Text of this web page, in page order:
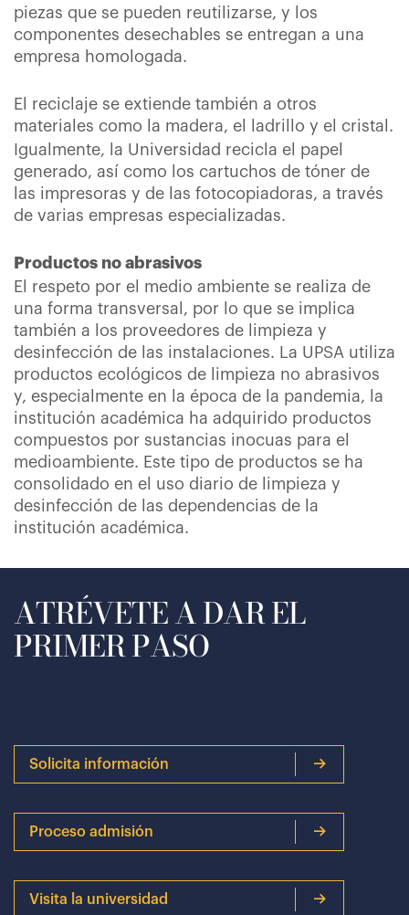
piezas que se pueden reutilizarse, y los
componentes desechables se entregan a una
empresa homologada.
El reciclaje se extiende también a otros
materiales como la madera, el ladrillo y el cristal.
Igualmente, la Universidad recicla el papel
generado, así como los cartuchos de tóner de
las impresoras y de las fotocopiadoras, a través
de varias empresas especializadas.
Productos no abrasivos
El respeto por el medio ambiente se realiza de
una forma transversal, por lo que se implica
también a los proveedores de limpieza y
desinfección de las instalaciones. La UPSA utiliza
productos ecológicos de limpieza no abrasivos
y, especialmente en la época de la pandemia, la
institución académica ha adquirido productos
compuestos por sustancias inocuas para el
medioambiente. Este tipo de productos se ha
consolidado en el uso diario de limpieza y
desinfección de las dependencias de la
institución académica.
ATRÉVETE A DAR EL
PRIMER PASO
Solicita información
Proceso admisión
Visita la universidad